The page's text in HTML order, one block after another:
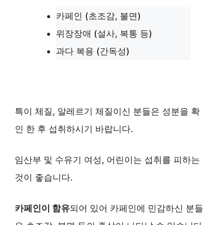
카페인 (초조감, 불면)
위장장애 (설사, 복통 등)
과다 복용 (간독성)
특이 체질, 알레르기 체질이신 분들은 성분을 확
인 한 후 섭취하시기 바랍니다.
임산부 및 수유기 여성, 어린이는 섭취를 피하는
것이 좋습니다.
카페인이 함유되어 있어 카페인에 민감하신 분들